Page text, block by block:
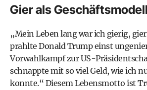
Gier als Geschäftsmodell
„Mein Leben lang war ich gierig,
prahlte Donald Trump einst
Vorwahlkampf zur US-
schnappte mit so viel Geld, wie ich
konnte.“ Diesem Lebensmotto ist